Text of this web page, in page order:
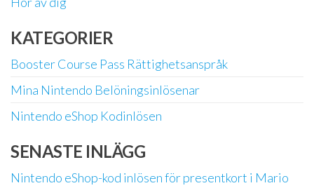
KATEGORIER
Booster Course Pass Rättighetsanspråk
Mina Nintendo Belöningsinlösenar
Nintendo eShop Kodinlösen
SENASTE INLÄGG
Nintendo eShop-kod inlösen för presentkort i Mario